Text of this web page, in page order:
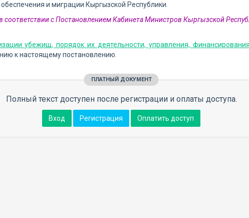
и миграции Кыргызской Республики.
соответствии с Постановлением Кабинета Министров Кыргызской
убежищ, порядок их деятельности, управления,
к настоящему постановлению.
ПЛАТНЫЙ ДОКУМЕНТ
Полный текст доступен после регистрации и оплаты доступа.
Вход Регистрация Оплатить доступ